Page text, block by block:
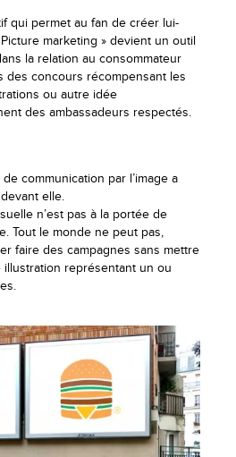
qui permet au fan de créer lui-
marketing » devient un outil
la relation au consommateur
des concours récompensant les
ou autre idée
des ambassadeurs respectés.
communication par l’image a
elle.
n’est pas à la portée de
Tout le monde ne peut pas,
faire des campagnes sans mettre
représentant un ou